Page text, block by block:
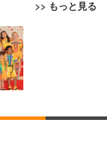
>> もっと見る
テレワーク 疲れな
パクト 約105度ロッ
面昇降 強化ナイロ
宅ワーク H-WY01
デスクチェア メッシ
ック
ニター | FlexScan
USB Type-C・ホワ
ニター | FlexScan
薄型 レギュラー 1
枚
ツ 厚型 ワイド 42枚
トブルー)